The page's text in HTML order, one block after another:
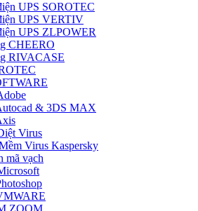
UPS SOROTEC
UPS VERTIV
UPS ZLPOWER
CHEERO
RIVACASE
& 3DS MAX
Virus
Virus Kaspersky
mã vạch
ZOOM